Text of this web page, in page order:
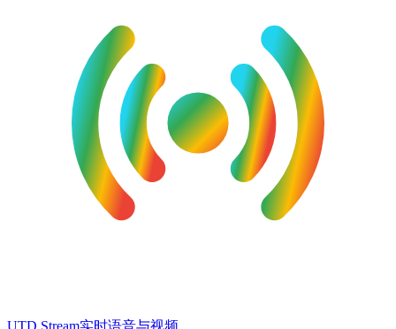
UTD Stream实时语音与视频